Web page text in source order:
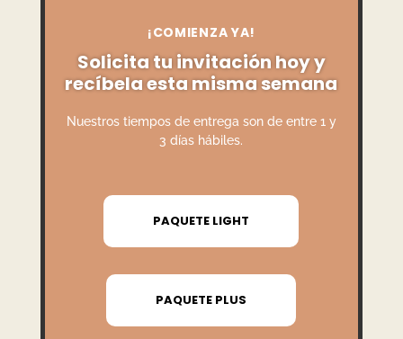
¡COMIENZA YA!
Solicita tu invitación hoy y
recíbela esta misma semana
Nuestros tiempos de entrega son de entre 1 y
3 días hábiles.
PAQUETE LIGHT
PAQUETE PLUS